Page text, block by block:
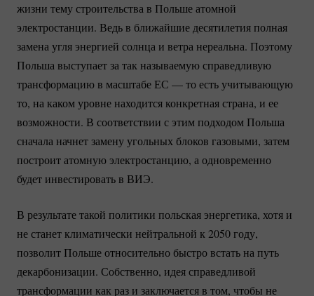
жизни тему строительства в Польше атомной
электростанции. Ведь в ближайшие десятилетия полная
замена угля энергией солнца и ветра нереальна. Поэтому
Польша выступает за так называемую справедливую
трансформацию в масштабе ЕС — то есть учитывающую
то, на каком уровне находится конкретная страна, и ее
возможности. В соответствии с этим подходом Польша
сначала начнет замену угольных блоков газовыми, затем
построит атомную электростанцию, а одновременно
будет инвестировать в ВИЭ.
В результате такой политики польская энергетика, хотя и
не станет климатически нейтральной к 2050 году,
позволит Польше относительно быстро встать на путь
декарбонизации. Собственно, идея справедливой
трансформации как раз и заключается в том, чтобы не